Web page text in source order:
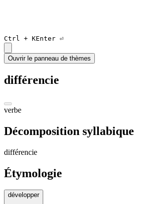
Ctrl + KEnter ⏎
Ouvrir le panneau de thèmes
différencie
verbe
Décomposition syllabique
différencie
Étymologie
développer